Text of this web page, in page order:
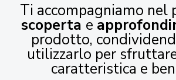
Ti accompagniamo nel
scoperta e
prodotto,
utilizzarlo per
caratteristica e